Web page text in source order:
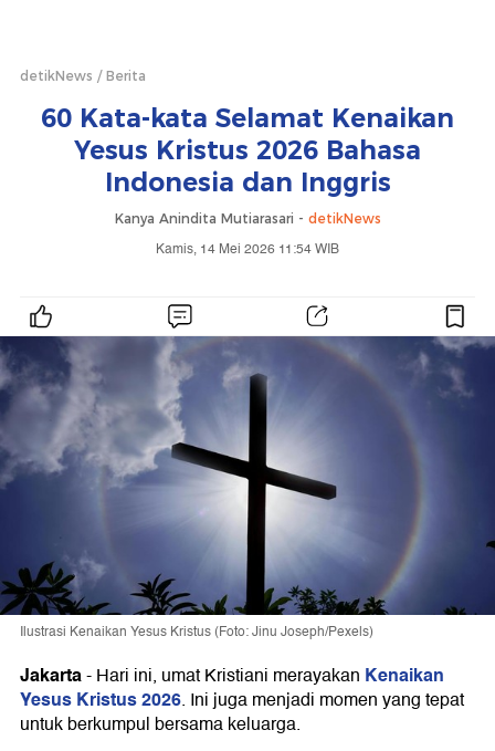
detikNews Berita
60 Kata-kata Selamat Kenaikan
Yesus Kristus 2026 Bahasa
Indonesia dan Inggris
Kanya Anindita Mutiarasari - detikNews
Kamis, 14 Mei 2026 11:54 WIB
Ilustrasi Kenaikan Yesus Kristus (Foto: Jinu Joseph/Pexels)
Jakarta-Hari ini, umat Kristiani merayakan Kenaikan
Yesus Kristus 2026. Ini juga menjadi momen yang tepat
untuk berkumpul bersama keluarga.